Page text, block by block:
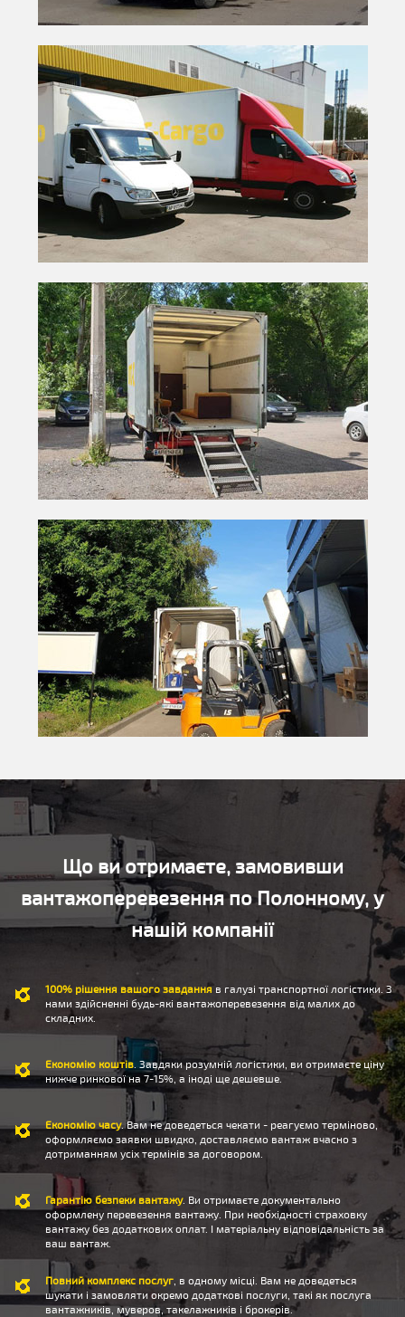
Що ви отримаєте, замовивши
вантажоперевезення по Полонному, у
нашій компанії
100% рішення вашого завданняв галузі транспортної логістики. З
нами здійсненні будь-які вантажоперевезення від малих до
складних.
Економію коштів . Завдяки розумній логістики, ви отримаєте ціну
нижче ринкової на 7-15%, а іноді ще дешевше.
Економію часу. Вам не доведеться чекати - реагуємо терміново,
оформляємо заявки швидко, доставляємо вантаж вчасно з
дотриманням усіх термінів за договором.
Гарантію безпеки вантажу. Ви отримаєте документально
оформлену перевезення вантажу. При необхідності страховку
вантажу без додаткових оплат. І матеріальну відповідальність за
ваш вантаж.
Повний комплекс послуг , в одному місці. Вам не доведеться
шукати і замовляти окремо додаткові послуги, такі як послуга
вантажників, муверов, такелажників і брокерів.